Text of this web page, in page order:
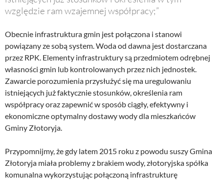
względzie ram wzajemnej współpracy;”
Obecnie infrastruktura gmin jest połączona i stanowi
powiązany ze sobą system. Woda od dawna jest dostarczana
przez RPK. Elementy infrastruktury są przedmiotem odrębnej
własności gmin lub kontrolowanych przez nich jednostek.
Zawarcie porozumienia przysłużyć się ma uregulowaniu
istniejących już faktycznie stosunków, określenia ram
współpracy oraz zapewnić w sposób ciągły, efektywny i
ekonomiczne optymalny dostawy wody dla mieszkańców
Gminy Złotoryja.
Przypomnijmy, że gdy latem 2015 roku z powodu suszy Gmina
Złotoryja miała problemy z brakiem wody, złotoryjska spółka
komunalna wykorzystując połączoną infrastrukturę